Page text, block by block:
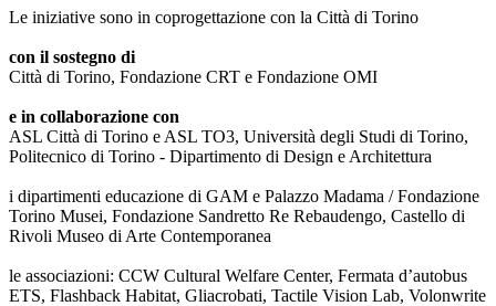
Le iniziative sono in coprogettazione con la Città di Torino
con il sostegno di
Città di Torino, Fondazione CRT e Fondazione OMI
e in collaborazione con
ASL Città di Torino e ASL TO3, Università degli Studi di Torino,
Politecnico di Torino - Dipartimento di Design e Architettura
i dipartimenti educazione di GAM e Palazzo Madama / Fondazione
Torino Musei, Fondazione Sandretto Re Rebaudengo, Castello di
Rivoli Museo di Arte Contemporanea
le associazioni: CCW Cultural Welfare Center, Fermata d’autobus
ETS, Flashback Habitat, Gliacrobati, Tactile Vision Lab, Volonwrite